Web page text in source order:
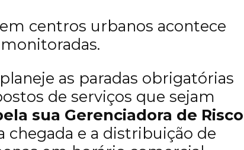
centros urbanos acontece
as paradas obrigatórias
de serviços que sejam
sua Gerenciadora de Risco
chegada e a distribuição de